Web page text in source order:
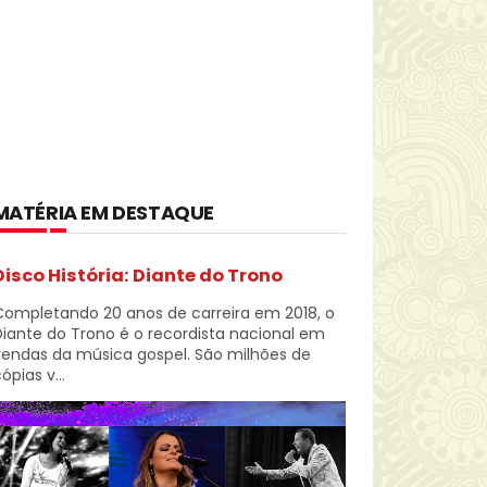
EM DESTAQUE
História: Diante do Trono
20 anos de carreira em 2018, o
do Trono é o recordista nacional em
da música gospel. São milhões de
v...